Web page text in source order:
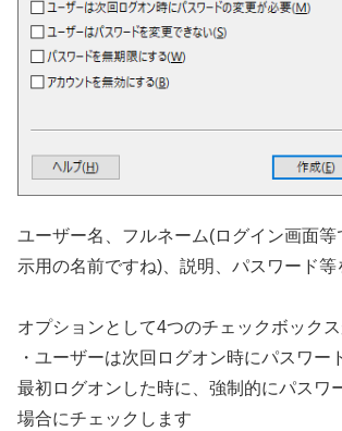
ユーザー名、フルネーム(ログイン画面等
示用の名前ですね)、説明、パスワード等
オプションとして4つのチェックボック
・ユーザーは次回ログオン時にパスワー
最初ログオンした時に、強制的にパスワ
場合にチェックします